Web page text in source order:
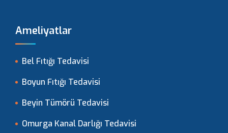
Ameliyatlar
Bel Fıtığı Tedavisi
Boyun Fıtığı Tedavisi
Beyin Tümörü Tedavisi
Omurga Kanal Darlığı Tedavisi